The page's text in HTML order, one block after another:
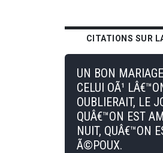
CITATIONS SUR
UN BON
CELUI OÃ¹
OUBLIERAIT, LE
QUÂ€™ON EST
NUIT, QUÂ€™ON
Ã©POUX.